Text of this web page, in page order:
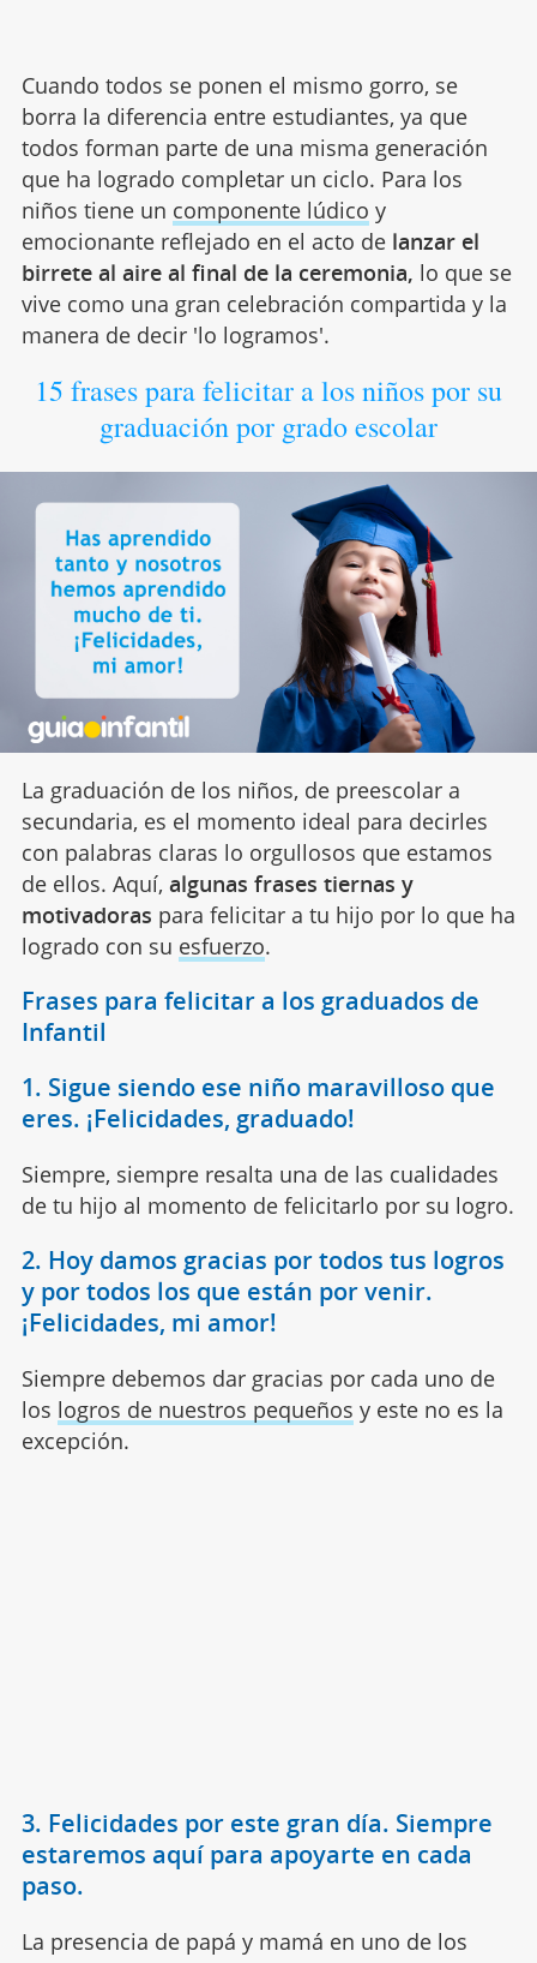
Cuando todos se ponen el mismo gorro, se
borra la diferencia entre estudiantes, ya que
todos forman parte de una misma generación
que ha logrado completar un ciclo. Para los
niños tiene un componente lúdico y
emocionante reflejado en el acto de lanzar el
birrete al aire al final de la ceremonia, lo que se
vive como una gran celebración compartida y la
manera de decir 'lo logramos'.
15 frases para felicitar a los niños por su
graduación por grado escolar
La graduación de los niños, de preescolar a
secundaria, es el momento ideal para decirles
con palabras claras lo orgullosos que estamos
de ellos. Aquí, algunas frases tiernas y
motivadoras para felicitar a tu hijo por lo que ha
logrado con su esfuerzo.
Frases para felicitar a los graduados de
Infantil
1. Sigue siendo ese niño maravilloso que
eres. ¡Felicidades, graduado!
Siempre, siempre resalta una de las cualidades
de tu hijo al momento de felicitarlo por su logro.
2. Hoy damos gracias por todos tus logros
y por todos los que están por venir.
¡Felicidades, mi amor!
Siempre debemos dar gracias por cada uno de
los logros de nuestros pequeños y este no es la
excepción.
3. Felicidades por este gran día. Siempre
estaremos aquí para apoyarte en cada
paso.
La presencia de papá y mamá en uno de los